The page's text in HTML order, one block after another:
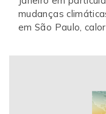
mudanças
em São Paulo,